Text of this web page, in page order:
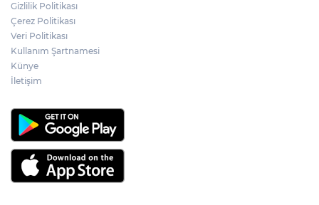
Gizlilik Politikası
Çerez Politikası
Veri Politikası
Kullanım Şartnamesi
Künye
İletişim